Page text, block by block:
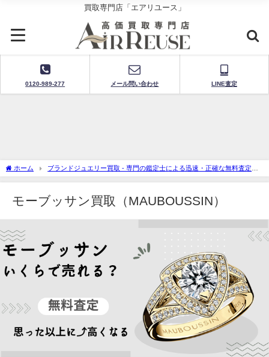
買取専門店「エアリユース」
0120-989-277 メール問い合わせ LINE査定
ホーム
ブランドジュエリー買取 - 専門の鑑定士による迅速・正確な無料査定
モーブッサン買取（MAUBOUSSIN）
モーブッサン買取（MAUBOUSSIN）